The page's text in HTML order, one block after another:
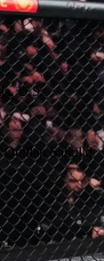
U.S.
Quillan Salkilld